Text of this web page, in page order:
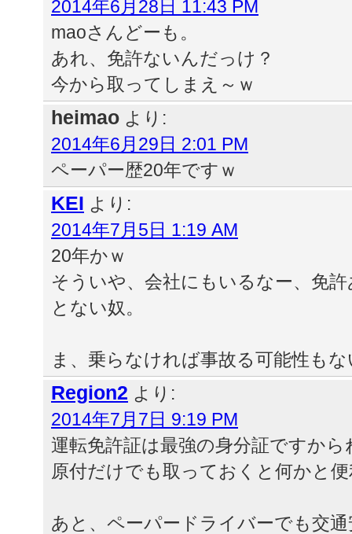
2014年6月28日 11:43 PM
maoさんどーも。
あれ、免許ないんだっけ？
今から取ってしまえ～ｗ
heimao より:
2014年6月29日 2:01 PM
ペーパー歴20年ですｗ
KEI より:
2014年7月5日 1:19 AM
20年かｗ
そういや、会社にもいるなー、免
とない奴。
ま、乗らなければ事故る可能性も
Region2 より:
2014年7月7日 9:19 PM
運転免許証は最強の身分証ですから
原付だけでも取っておくと何かと
あと、ペーパードライバーでも交